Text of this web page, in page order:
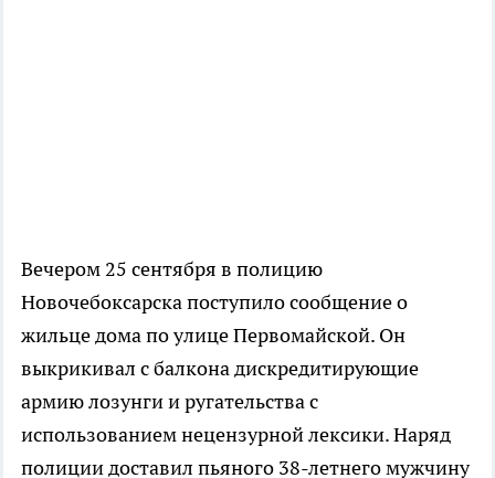
Вечером 25 сентября в полицию
Новочебоксарска поступило сообщение о
жильце дома по улице Первомайской. Он
выкрикивал с балкона дискредитирующие
армию лозунги и ругательства с
использованием нецензурной лексики. Наряд
полиции доставил пьяного 38-летнего мужчину